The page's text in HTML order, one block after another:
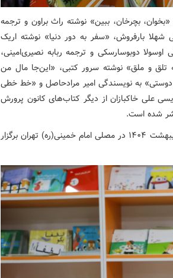
بچرخان، ببین» نوشته راث براون و ترجمه
بارفروش، «سفر به دور دنیا» نوشته اریک
دوبوسارسکی و ترجمه ربابه نصیری‌امینی،
و ملق» نوشته سرور کتبی، «این‌جا مال من
دوستی» به نویسندگی امیر مرادحاصل و «خط خطی
علی خاکبازان از دیگر کتاب‌های کانون پرورش
شده است.
سی‌وششمین نمایشگاه بین‌المللی کتاب تهران از ۱۷ تا ۲۷ اردیبهشت ۱۴۰۴ در مصلی امام خمینی(ره) تهران برگزار